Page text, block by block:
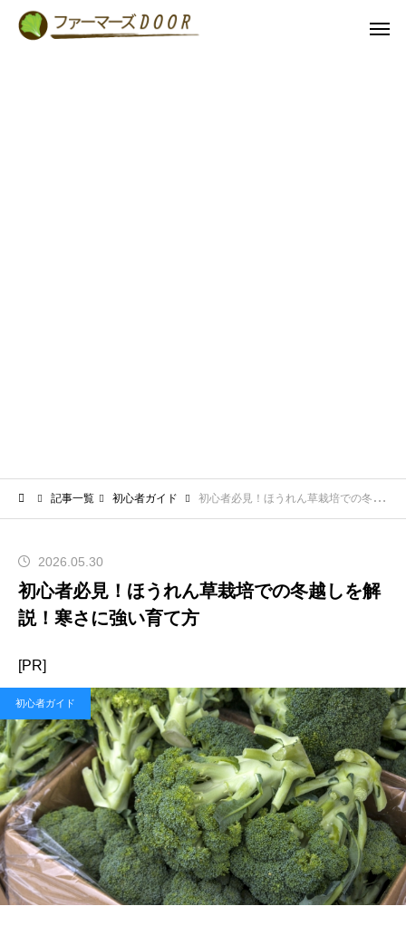
記事一覧 初心者ガイド 初心者必見！ほうれん草栽培での冬越しを解説！寒さに強い育て方
2026.05.30
初心者必見！ほうれん草栽培での冬越しを解
説！寒さに強い育て方
[PR]
初心者ガイド